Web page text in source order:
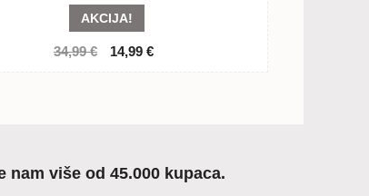
AKCIJA!
34,99€
Izvorna
14,99 €Trenutna
nam više od 45.000 kupaca.